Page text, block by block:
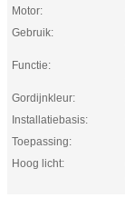
Motor:
Gebruik:
Functie:
Gordijnkleur:
Installatiebasis:
Toepassing:
Hoog licht: